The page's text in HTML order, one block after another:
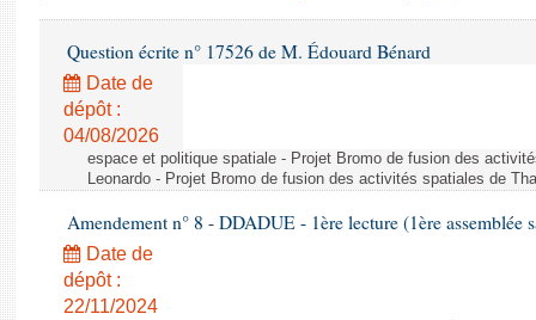
Question écrite n° 17526 de M. Édouard Bénard
Date de
dépôt :
04/08/2026
espace et politique spatiale - Projet Bromo de fusion des
Leonardo - Projet Bromo de fusion des activités spatiales de
Amendement n° 8 - DDADUE - 1ère lecture (1ère assemblée
Date de
dépôt :
22/11/2024